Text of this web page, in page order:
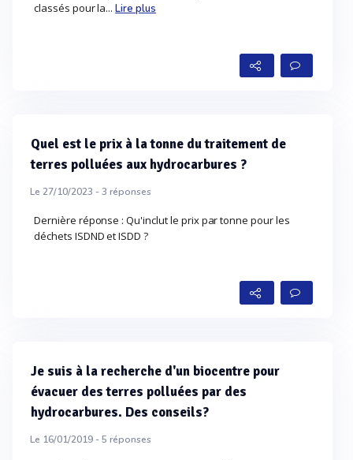
classés pour la...Lire plus
Quel est le prix à la tonne du traitement de
terres polluées aux hydrocarbures ?
Le 27/10/2023 -3 réponses
Dernière réponse : Qu'inclut le prix par tonne pour les
déchets ISDND et ISDD ?
Je suis à la recherche d'un biocentre pour
évacuer des terres polluées par des
hydrocarbures. Des conseils?
Le 16/01/2019 -5 réponses